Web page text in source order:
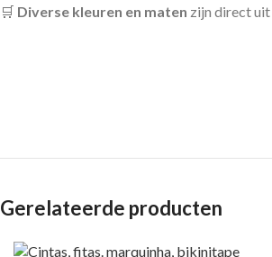
🛒 Diverse kleuren en maten zijn direct
Gerelateerde producten